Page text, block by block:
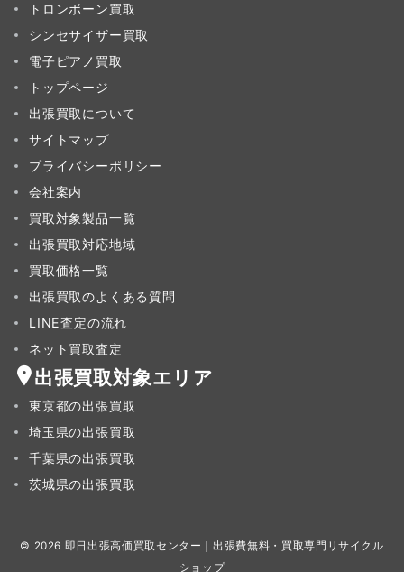
トロンボーン買取
シンセサイザー買取
電子ピアノ買取
トップページ
出張買取について
サイトマップ
プライバシーポリシー
会社案内
買取対象製品一覧
出張買取対応地域
買取価格一覧
出張買取のよくある質問
LINE査定の流れ
ネット買取査定
出張買取対象エリア
東京都の出張買取
埼玉県の出張買取
千葉県の出張買取
茨城県の出張買取
© 2026 即日出張高価買取センター｜出張費無料・買取専門リサイクル
ショップ